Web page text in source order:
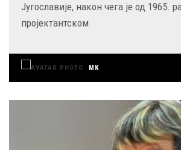
Југославије, након чега је од 1965.
пројектантском
MK